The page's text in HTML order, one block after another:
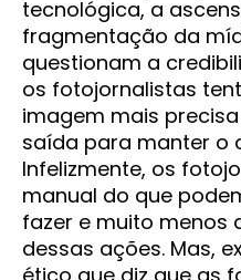
tecnológica, a
fragmentação da
questionam a
os fotojornalistas
imagem mais
saída para manter o
Infelizmente, os
manual do que
fazer e muito menos
dessas ações. Mas,